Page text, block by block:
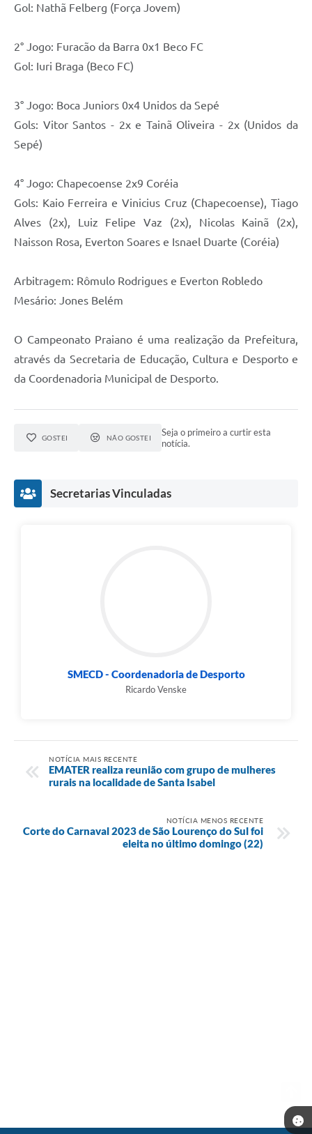
Gol: Nathã Felberg (Força Jovem)
2° Jogo: Furacão da Barra 0x1 Beco FC
Gol: Iuri Braga (Beco FC)
3° Jogo: Boca Juniors 0x4 Unidos da Sepé
Gols: Vitor Santos - 2x e Tainã Oliveira - 2x (Unidos da
Sepé)
4° Jogo: Chapecoense 2x9 Coréia
Gols: Kaio Ferreira e Vinicius Cruz (Chapecoense), Tiago
Alves (2x), Luiz Felipe Vaz (2x), Nicolas Kainã (2x),
Naisson Rosa, Everton Soares e Isnael Duarte (Coréia)
Arbitragem: Rômulo Rodrigues e Everton Robledo
Mesário: Jones Belém
O Campeonato Praiano é uma realização da Prefeitura,
através da Secretaria de Educação, Cultura e Desporto e
da Coordenadoria Municipal de Desporto.
GOSTEI NÃO GOSTEI
Seja o primeiro a curtir esta
notícia.
Secretarias Vinculadas
SMECD - Coordenadoria de Desporto
Ricardo Venske
NOTÍCIA MAIS RECENTE
EMATER realiza reunião com grupo de mulheres
rurais na localidade de Santa Isabel
NOTÍCIA MENOS RECENTE
Corte do Carnaval 2023 de São Lourenço do Sul foi
eleita no último domingo (22)